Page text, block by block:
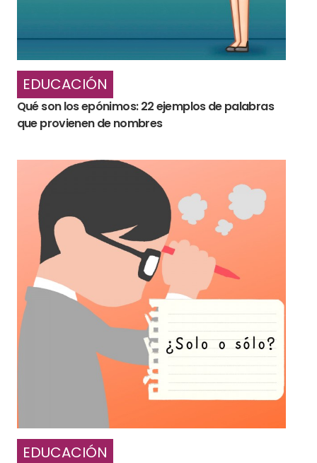
EDUCACIÓN
Qué son los epónimos: 22 ejemplos de palabras
que provienen de nombres
EDUCACIÓN